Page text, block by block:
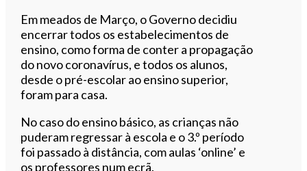
Em meados de Março, o Governo decidiu
encerrar todos os estabelecimentos de
ensino, como forma de conter a propagação
do novo coronavírus, e todos os alunos,
desde o pré-escolar ao ensino superior,
foram para casa.
No caso do ensino básico, as crianças não
puderam regressar à escola e o 3.º período
foi passado à distância, com aulas ‘online’ e
os professores num ecrã.